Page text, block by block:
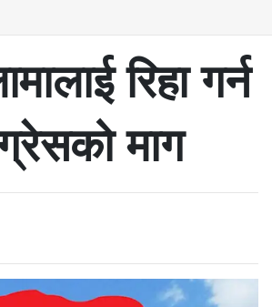
रिहा गर्न
माग